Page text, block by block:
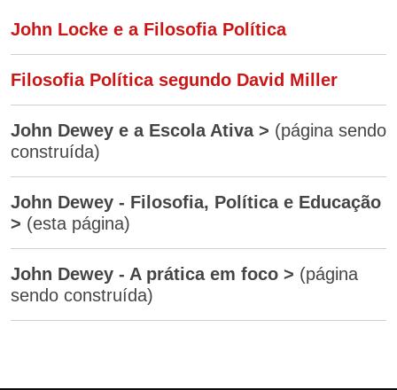
John Locke e a Filosofia Política
Filosofia Política segundo David Miller
John Dewey e a Escola Ativa > (página sendo
construída)
John Dewey - Filosofia, Política e Educação
> (esta página)
John Dewey - A prática em foco > (página
sendo construída)